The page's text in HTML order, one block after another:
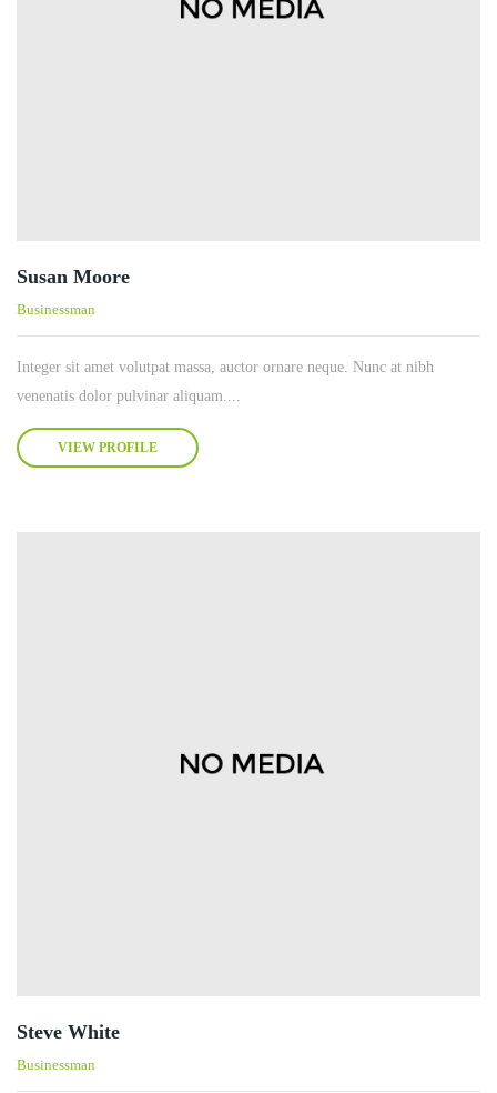
Susan Moore
Businessman
Integer sit amet volutpat massa, auctor ornare neque. Nunc at nibh
venenatis dolor pulvinar aliquam....
VIEW PROFILE
Steve White
Businessman